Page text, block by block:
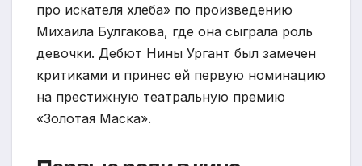
про искателя хлеба» по произведению
Михаила Булгакова, где она сыграла роль
девочки. Дебют Нины Ургант был замечен
критиками и принес ей первую номинацию
на престижную театральную премию
«Золотая Маска».